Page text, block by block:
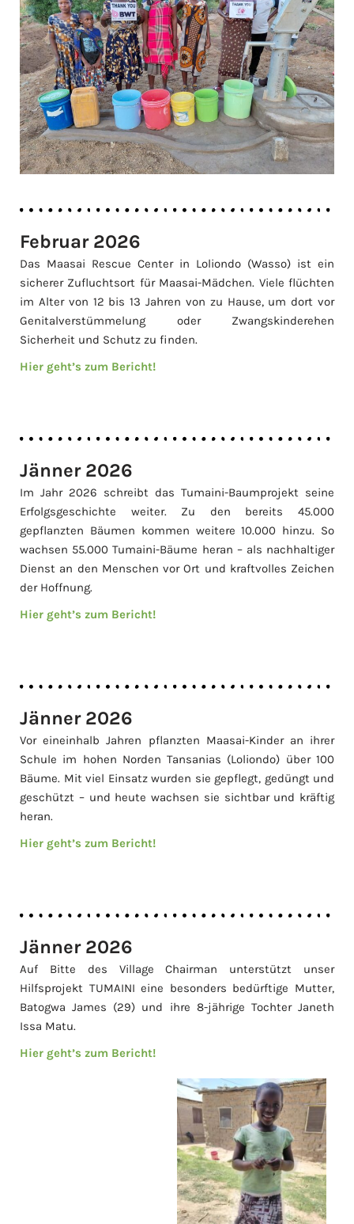
Februar 2026
Das Maasai Rescue Center in Loliondo (Wasso) ist ein
sicherer Zufluchtsort für Maasai-Mädchen. Viele flüchten
im Alter von 12 bis 13 Jahren von zu Hause, um dort vor
Genitalverstümmelung oder Zwangskinderehen
Sicherheit und Schutz zu finden.
Hier geht’s zum Bericht!
Jänner 2026
Im Jahr 2026 schreibt das Tumaini-Baumprojekt seine
Erfolgsgeschichte weiter. Zu den bereits 45.000
gepflanzten Bäumen kommen weitere 10.000 hinzu. So
wachsen 55.000 Tumaini-Bäume heran – als nachhaltiger
Dienst an den Menschen vor Ort und kraftvolles Zeichen
der Hoffnung.
Hier geht’s zum Bericht!
Jänner 2026
Vor eineinhalb Jahren pflanzten Maasai-Kinder an ihrer
Schule im hohen Norden Tansanias (Loliondo) über 100
Bäume. Mit viel Einsatz wurden sie gepflegt, gedüngt und
geschützt – und heute wachsen sie sichtbar und kräftig
heran.
Hier geht’s zum Bericht!
Jänner 2026
Auf Bitte des Village Chairman unterstützt unser
Hilfsprojekt TUMAINI eine besonders bedürftige Mutter,
Batogwa James (29) und ihre 8-jährige Tochter Janeth
Issa Matu.
Hier geht’s zum Bericht!